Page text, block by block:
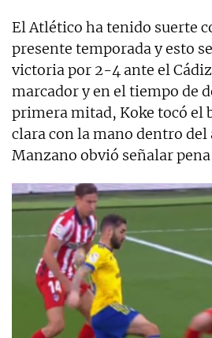
El Atlético ha tenido suerte
presente temporada y esto
victoria por 2-4 ante el
marcador y en el tiempo de
primera mitad, Koke tocó el
clara con la mano dentro del
Manzano obvió señalar